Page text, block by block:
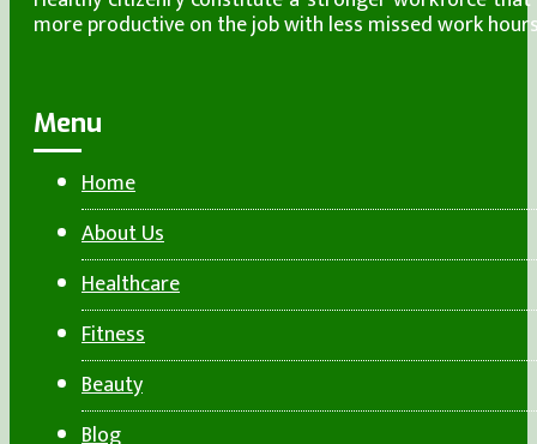
more productive on the job with less missed work
Menu
Home
About Us
Healthcare
Fitness
Beauty
Blog